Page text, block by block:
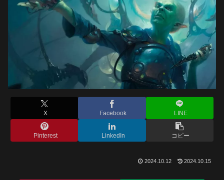
X Facebook LINE
Pinterest LinkedIn コピー
2024.10.12 2024.10.15